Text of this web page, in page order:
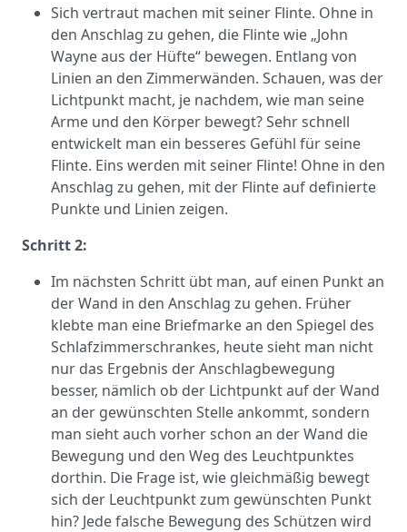
Sich vertraut machen mit seiner Flinte. Ohne in
den Anschlag zu gehen, die Flinte wie „John
Wayne aus der Hüfte“ bewegen. Entlang von
Linien an den Zimmerwänden. Schauen, was der
Lichtpunkt macht, je nachdem, wie man seine
Arme und den Körper bewegt? Sehr schnell
entwickelt man ein besseres Gefühl für seine
Flinte. Eins werden mit seiner Flinte! Ohne in den
Anschlag zu gehen, mit der Flinte auf definierte
Punkte und Linien zeigen.
Schritt 2:
Im nächsten Schritt übt man, auf einen Punkt an
der Wand in den Anschlag zu gehen. Früher
klebte man eine Briefmarke an den Spiegel des
Schlafzimmerschrankes, heute sieht man nicht
nur das Ergebnis der Anschlagbewegung
besser, nämlich ob der Lichtpunkt auf der Wand
an der gewünschten Stelle ankommt, sondern
man sieht auch vorher schon an der Wand die
Bewegung und den Weg des Leuchtpunktes
dorthin. Die Frage ist, wie gleichmäßig bewegt
sich der Leuchtpunkt zum gewünschten Punkt
hin? Jede falsche Bewegung des Schützen wird